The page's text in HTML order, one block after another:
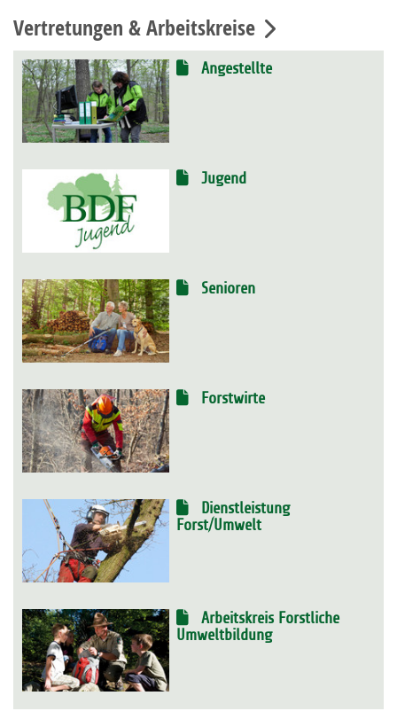
Vertretungen & Arbeitskreise
Angestellte
Jugend
Senioren
Forstwirte
Dienstleistung
Forst/Umwelt
Arbeitskreis Forstliche
Umweltbildung